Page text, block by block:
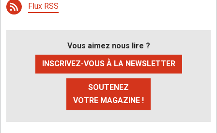
Flux RSS
Vous aimez nous lire ?
INSCRIVEZ-VOUS À LA NEWSLETTER
SOUTENEZ
VOTRE MAGAZINE !